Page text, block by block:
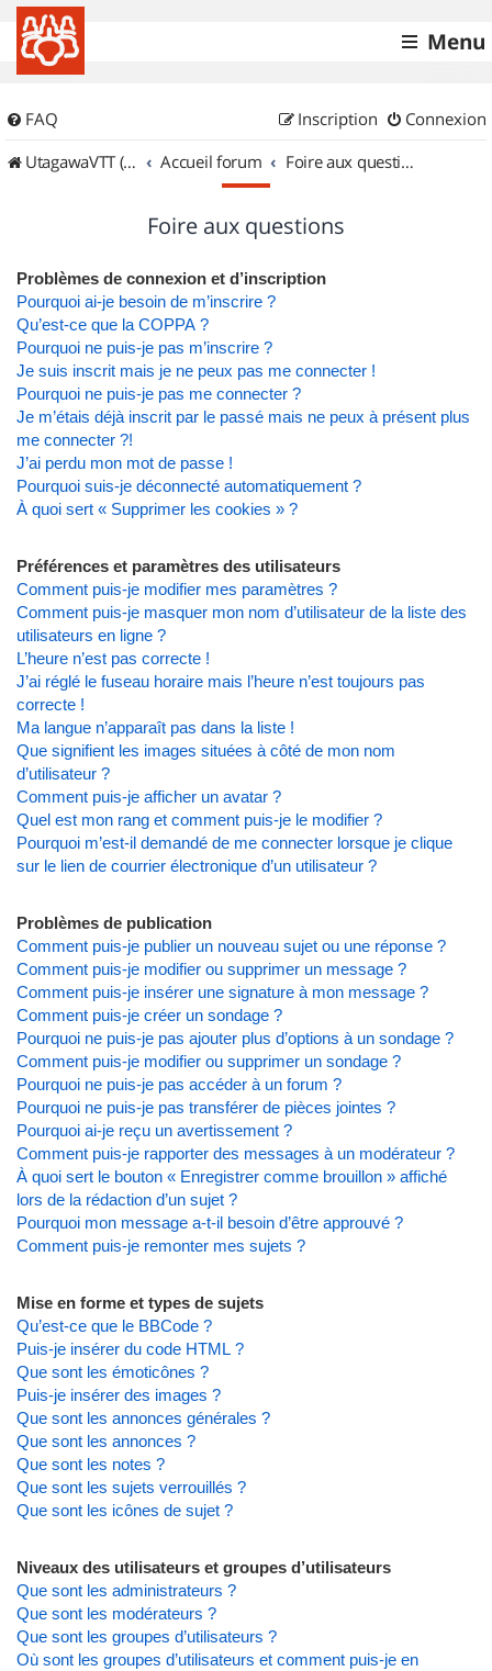
Menu
FAQ Connexion
Inscription
UtagawaVTT (Randos VTT et VTTAE avec traces GPS)
Accueil forum Foire aux questions
Foire aux questions
Problèmes de connexion et d’inscription
Pourquoi ai-je besoin de m’inscrire ?
Qu’est-ce que la COPPA ?
Pourquoi ne puis-je pas m’inscrire ?
Je suis inscrit mais je ne peux pas me connecter !
Pourquoi ne puis-je pas me connecter ?
Je m’étais déjà inscrit par le passé mais ne peux à présent plus
me connecter ?!
J’ai perdu mon mot de passe !
Pourquoi suis-je déconnecté automatiquement ?
À quoi sert « Supprimer les cookies » ?
Préférences et paramètres des utilisateurs
Comment puis-je modifier mes paramètres ?
Comment puis-je masquer mon nom d’utilisateur de la liste des
utilisateurs en ligne ?
L’heure n’est pas correcte !
J’ai réglé le fuseau horaire mais l’heure n’est toujours pas
correcte !
Ma langue n’apparaît pas dans la liste !
Que signifient les images situées à côté de mon nom
d’utilisateur ?
Comment puis-je afficher un avatar ?
Quel est mon rang et comment puis-je le modifier ?
Pourquoi m’est-il demandé de me connecter lorsque je clique
sur le lien de courrier électronique d’un utilisateur ?
Problèmes de publication
Comment puis-je publier un nouveau sujet ou une réponse ?
Comment puis-je modifier ou supprimer un message ?
Comment puis-je insérer une signature à mon message ?
Comment puis-je créer un sondage ?
Pourquoi ne puis-je pas ajouter plus d’options à un sondage ?
Comment puis-je modifier ou supprimer un sondage ?
Pourquoi ne puis-je pas accéder à un forum ?
Pourquoi ne puis-je pas transférer de pièces jointes ?
Pourquoi ai-je reçu un avertissement ?
Comment puis-je rapporter des messages à un modérateur ?
À quoi sert le bouton « Enregistrer comme brouillon » affiché
lors de la rédaction d’un sujet ?
Pourquoi mon message a-t-il besoin d’être approuvé ?
Comment puis-je remonter mes sujets ?
Mise en forme et types de sujets
Qu’est-ce que le BBCode ?
Puis-je insérer du code HTML ?
Que sont les émoticônes ?
Puis-je insérer des images ?
Que sont les annonces générales ?
Que sont les annonces ?
Que sont les notes ?
Que sont les sujets verrouillés ?
Que sont les icônes de sujet ?
Niveaux des utilisateurs et groupes d’utilisateurs
Que sont les administrateurs ?
Que sont les modérateurs ?
Que sont les groupes d’utilisateurs ?
Où sont les groupes d’utilisateurs et comment puis-je en